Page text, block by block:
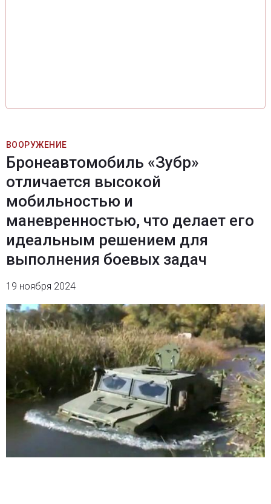
ВООРУЖЕНИЕ
Бронеавтомобиль «Зубр»
отличается высокой
мобильностью и
маневренностью, что делает его
идеальным решением для
выполнения боевых задач
19 ноября 2024